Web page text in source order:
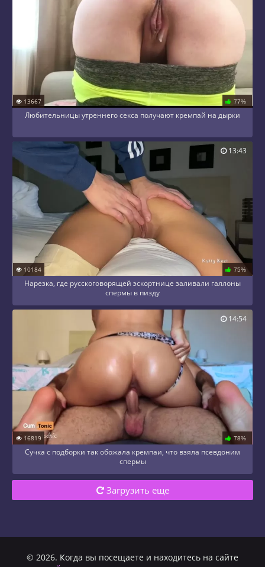
13667 77%
Любительницы утреннего секса получают кремпай на дырки
10184 75%
Нарезка, где русскоговорящей эскортнице заливали галлоны
спермы в пизду
13:43
16819 78%
Сучка с подборки так обожала кремпаи, что взяла псевдоним
спермы
14:54
Загрузить еще
© 2026. Когда вы посещаете и находитесь на сайте